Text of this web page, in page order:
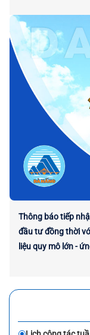
Thông báo tiếp
đầu tư đồng thời
liệu quy mô lớn -